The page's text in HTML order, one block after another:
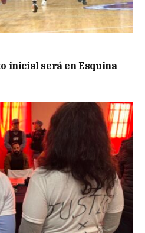
inicial será en Esquina